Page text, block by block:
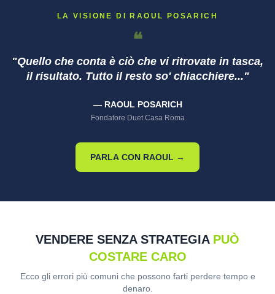
LA VISIONE DI RAOUL POSARICH
❝
"Quello che conta è ciò che vi ritrovate in tasca,
il risultato. Tutto il resto so' chiacchiere..."
— RAOUL POSARICH
Fondatore Duet Casa Roma
PARLA CON RAOUL →
VENDERE SENZA STRATEGIA PUÒ
COSTARE CARO
Ecco gli errori più comuni che possono farti perdere tempo e
denaro.